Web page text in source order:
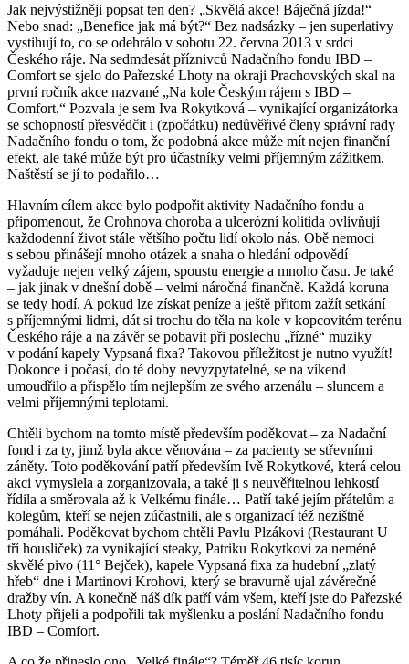
Jak nejvýstižněji popsat ten den? „Skvělá akce! Báječná jízda!“
Nebo snad: „Benefice jak má být?“ Bez nadsázky – jen superlativy
vystihují to, co se odehrálo v sobotu 22. června 2013 v srdci
Českého ráje. Na sedmdesát příznivců Nadačního fondu IBD –
Comfort se sjelo do Pařezské Lhoty na okraji Prachovských skal na
první ročník akce nazvané „Na kole Českým rájem s IBD –
Comfort.“ Pozvala je sem Iva Rokytková – vynikající organizátorka
se schopností přesvědčit i (zpočátku) nedůvěřivé členy správní rady
Nadačního fondu o tom, že podobná akce může mít nejen finanční
efekt, ale také může být pro účastníky velmi příjemným zážitkem.
Naštěstí se jí to podařilo…
Hlavním cílem akce bylo podpořit aktivity Nadačního fondu a
připomenout, že Crohnova choroba a ulcerózní kolitida ovlivňují
každodenní život stále většího počtu lidí okolo nás. Obě nemoci
s sebou přinášejí mnoho otázek a snaha o hledání odpovědí
vyžaduje nejen velký zájem, spoustu energie a mnoho času. Je také
– jak jinak v dnešní době – velmi náročná finančně. Každá koruna
se tedy hodí. A pokud lze získat peníze a ještě přitom zažít setkání
s příjemnými lidmi, dát si trochu do těla na kole v kopcovitém terénu
Českého ráje a na závěr se pobavit při poslechu „řízné“ muziky
v podání kapely Vypsaná fixa? Takovou příležitost je nutno využít!
Dokonce i počasí, do té doby nevyzpytatelné, se na víkend
umoudřilo a přispělo tím nejlepším ze svého arzenálu – sluncem a
velmi příjemnými teplotami.
Chtěli bychom na tomto místě především poděkovat – za Nadační
fond i za ty, jimž byla akce věnována – za pacienty se střevními
záněty. Toto poděkování patří především Ivě Rokytkové, která celou
akci vymyslela a zorganizovala, a také ji s neuvěřitelnou lehkostí
řídila a směrovala až k Velkému finále… Patří také jejím přátelům a
kolegům, kteří se nejen zúčastnili, ale s organizací též nezištně
pomáhali. Poděkovat bychom chtěli Pavlu Plzákovi (Restaurant U
tří housliček) za vynikající steaky, Patriku Rokytkovi za neméně
skvělé pivo (11° Bejček), kapele Vypsaná fixa za hudební „zlatý
hřeb“ dne i Martinovi Krohovi, který se bravurně ujal závěrečné
dražby vín. A konečně náš dík patří vám všem, kteří jste do Pařezské
Lhoty přijeli a podpořili tak myšlenku a poslání Nadačního fondu
IBD – Comfort.